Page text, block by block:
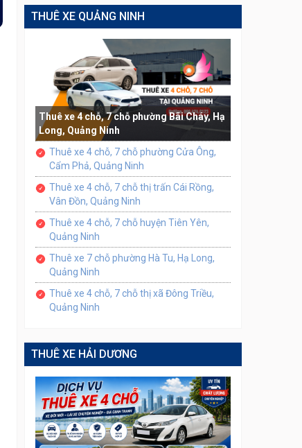
THUÊ XE QUẢNG NINH
Thuê xe 4 chỗ, 7 chỗ phường Bãi Cháy, Hạ
Long, Quảng Ninh
Thuê xe 4 chỗ, 7 chỗ phường Cửa Ông,
Cẩm Phả, Quảng Ninh
Thuê xe 4 chỗ, 7 chỗ thị trấn Cái Rồng,
Vân Đồn, Quảng Ninh
Thuê xe 4 chỗ, 7 chỗ huyện Tiên Yên,
Quảng Ninh
Thuê xe 7 chỗ phường Hà Tu, Hạ Long,
Quảng Ninh
Thuê xe 4 chỗ, 7 chỗ thị xã Đông Triều,
Quảng Ninh
THUÊ XE HẢI DƯƠNG